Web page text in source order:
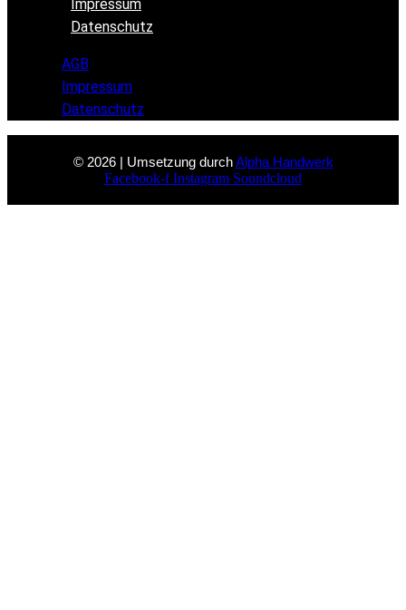
Impressum
Datenschutz
AGB
Impressum
Datenschutz
© 2026 | Umsetzung durchAlpha Handwerk
Facebook-f Instagram Soundcloud